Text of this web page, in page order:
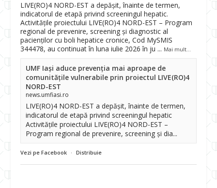
LIVE(RO)4 NORD-EST a depășit, înainte de termen,
indicatorul de etapă privind screeningul hepatic.
Activitățile proiectului LIVE(RO)4 NORD-EST – Program
regional de prevenire, screening și diagnostic al
pacienților cu boli hepatice cronice, Cod MySMIS
344478, au continuat în luna iulie 2026 în ju ... Mai mult...
UMF Iași aduce prevenția mai aproape de
comunitățile vulnerabile prin proiectul LIVE(RO)4
NORD-EST
news.umfiasi.ro
LIVE(RO)4 NORD-EST a depășit, înainte de termen,
indicatorul de etapă privind screeningul hepatic
Activitățile proiectului LIVE(RO)4 NORD-EST –
Program regional de prevenire, screening și dia...
Vezi pe Facebook · Distribuie